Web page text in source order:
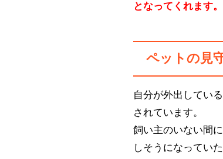
となってくれます。
ペットの見
自分が外出してい
されています。
飼い主のいない間
しそうになってい